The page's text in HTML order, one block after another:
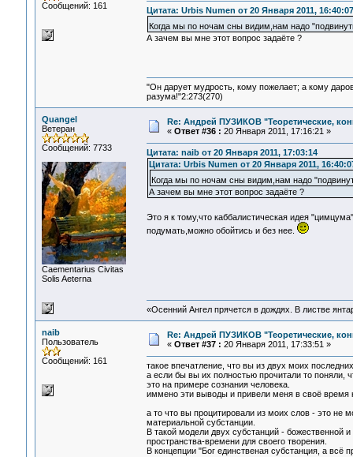
Сообщений: 161
Цитата: Urbis Numen от 20 Января 2011, 16:40:07
Когда мы по ночам сны видим,нам надо
А зачем вы мне этот вопрос задаёте ?
"Он дарует мудрость, кому пожелает; а кому
разума!"2:273(270)
Quangel
Ветеран
Сообщений: 7733
Сaementarius Civitas
Solis Aeterna
Re: Андрей ПУЗИКОВ "Теоретические,
« Ответ #36 : 20 Января 2011, 17:16:21 »
Цитата: naib от 20 Января 2011, 17:03:14
Цитата: Urbis Numen от 20 Января 2011,
Когда мы по ночам сны видим,нам надо
А зачем вы мне этот вопрос задаёте ?
Это я к тому,что каббалистическая идея
подумать,можно обойтись и без нее.
«Осенний Ангел прячется в дождях. В листве
naib
Пользователь
Сообщений: 161
Re: Андрей ПУЗИКОВ "Теоретические,
« Ответ #37 : 20 Января 2011, 17:33:51 »
такое впечатление, что вы из двух моих
а если бы вы их полностью прочитали то поняли,
это на примере сознания человека.
иммено эти выводы и привели меня в своё время
а то что вы процитировали из моих слов - это не
материальной субстанции.
В такой модели двух субстанций - божественной
пространства-времени для своего творения.
В концепции "Бог единственая субстанция, а всё